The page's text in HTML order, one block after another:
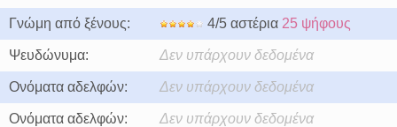
Γνώμη από ξένους: 4/5 αστέρια 25 ψήφους
Ψευδώνυμα: Δεν υπάρχουν δεδομένα
Ονόματα αδελφών: Δεν υπάρχουν δεδομένα
Ονόματα αδελφών: Δεν υπάρχουν δεδομένα